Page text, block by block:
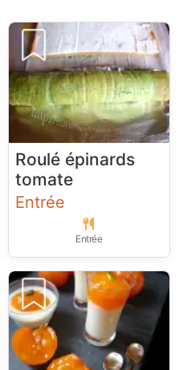
Roulé épinards
tomate
Entrée
Entrée